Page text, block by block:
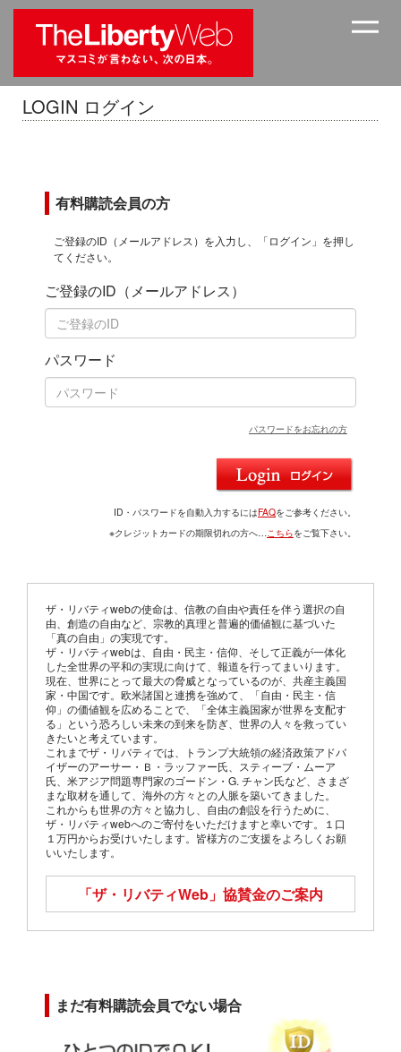
LOGIN ログイン
有料購読会員の方
ご登録のID（メールアドレス）を入力し、「ログイン」を押し
てください。
ご登録のID（メールアドレス）
パスワード
パスワードをお忘れの方
ID・パスワードを自動入力するにはFAQをご参考ください。
※クレジットカードの期限切れの方へ…こちらをご覧下さい。
ザ・リバティwebの使命は、信教の自由や責任を伴う選択の自
由、創造の自由など、宗教的真理と普遍的価値観に基づいた
「真の自由」の実現です。
ザ・リバティwebは、自由・民主・信仰、そして正義が一体化
した全世界の平和の実現に向けて、報道を行ってまいります。
現在、世界にとって最大の脅威となっているのが、共産主義国
家・中国です。欧米諸国と連携を強めて、「自由・民主・信
仰」の価値観を広めることで、「全体主義国家が世界を支配す
る」という恐ろしい未来の到来を防ぎ、世界の人々を救ってい
きたいと考えています。
これまでザ・リバティでは、トランプ大統領の経済政策アドバ
イザーのアーサー・Ｂ・ラッファー氏、スティーブ・ムーア
氏、米アジア問題専門家のゴードン・G. チャン氏など、さまざ
まな取材を通して、海外の方々との人脈を築いてきました。
これからも世界の方々と協力し、自由の創設を行うために、
ザ・リバティwebへのご寄付をいただけますと幸いです。１口
１万円からお受けいたします。皆様方のご支援をよろしくお願
いいたします。
「ザ・リバティWeb」 協賛金のご案内
まだ有料購読会員でない場合